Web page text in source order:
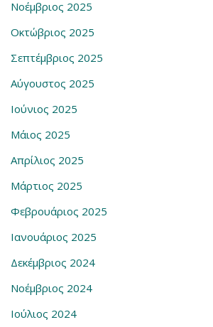
Νοέμβριος 2025
Οκτώβριος 2025
Σεπτέμβριος 2025
Αύγουστος 2025
Ιούνιος 2025
Μάιος 2025
Απρίλιος 2025
Μάρτιος 2025
Φεβρουάριος 2025
Ιανουάριος 2025
Δεκέμβριος 2024
Νοέμβριος 2024
Ιούλιος 2024